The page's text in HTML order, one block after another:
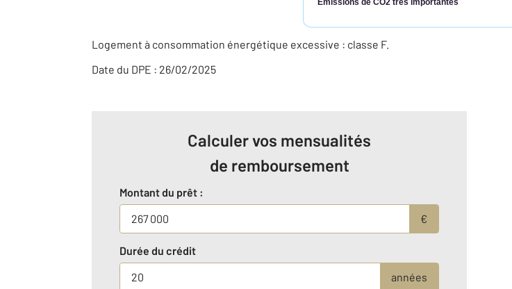
Logement à consommation énergétique excessive : classe F.
Date du DPE : 26/02/2025
Calculer vos mensualités
de remboursement
Montant du prêt :
€
Durée du crédit
années